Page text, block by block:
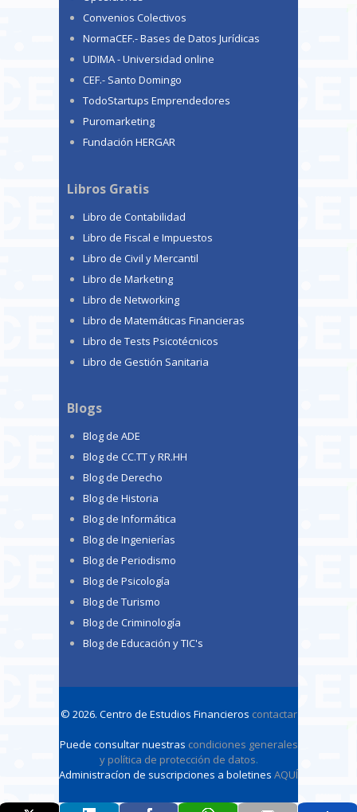
Convenios Colectivos
NormaCEF.- Bases de Datos Jurídicas
UDIMA - Universidad online
CEF.- Santo Domingo
TodoStartups Emprendedores
Puromarketing
Fundación HERGAR
Libros Gratis
Libro de Contabilidad
Libro de Fiscal e Impuestos
Libro de Civil y Mercantil
Libro de Marketing
Libro de Networking
Libro de Matemáticas Financieras
Libro de Tests Psicotécnicos
Libro de Gestión Sanitaria
Blogs
Blog de ADE
Blog de CC.TT y RR.HH
Blog de Derecho
Blog de Historia
Blog de Informática
Blog de Ingenierías
Blog de Periodismo
Blog de Psicología
Blog de Turismo
Blog de Criminología
Blog de Educación y TIC's
© 2026. Centro de Estudios Financieros contactar
Puede consultar nuestras condiciones generales
y política de protección de datos.
Administracíon de suscripciones a boletines AQUÍ